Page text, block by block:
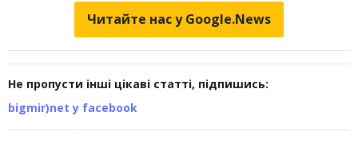
Читайте нас у Google.News
Не пропусти інші цікаві статті, підпишись:
bigmir)net у facebook